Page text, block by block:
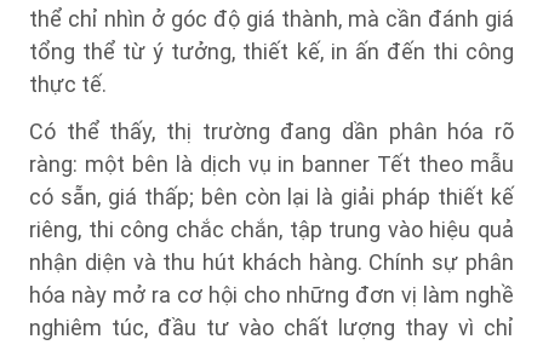
thể chỉ nhìn ở góc độ giá thành, mà cần đánh giá
tổng thể từ ý tưởng, thiết kế, in ấn đến thi công
thực tế.
Có thể thấy, thị trường đang dần phân hóa rõ
ràng: một bên là dịch vụ in banner Tết theo mẫu
có sẵn, giá thấp; bên còn lại là giải pháp thiết kế
riêng, thi công chắc chắn, tập trung vào hiệu quả
nhận diện và thu hút khách hàng. Chính sự phân
hóa này mở ra cơ hội cho những đơn vị làm nghề
nghiêm túc, đầu tư vào chất lượng thay vì chỉ